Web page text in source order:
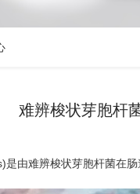
难辨梭状芽胞杆
由难辨梭状芽胞杆菌在